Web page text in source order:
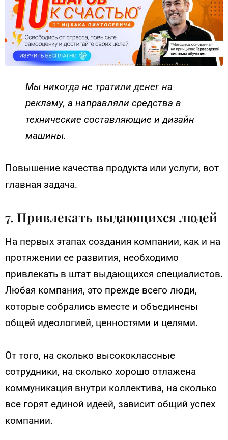
Мы никогда не тратили денег на
рекламу, а направляли средства в
технические составляющие и дизайн
машины.
Повышение качества продукта или услуги, вот
главная задача.
7. Привлекать выдающихся людей
На первых этапах создания компании, как и на
протяжении ее развития, необходимо
привлекать в штат выдающихся специалистов.
Любая компания, это прежде всего люди,
которые собрались вместе и объединены
общей идеологией, ценностями и целями.
От того, на сколько высококлассные
сотрудники, на сколько хорошо отлажена
коммуникация внутри коллектива, на сколько
все горят единой идеей, зависит общий успех
компании.